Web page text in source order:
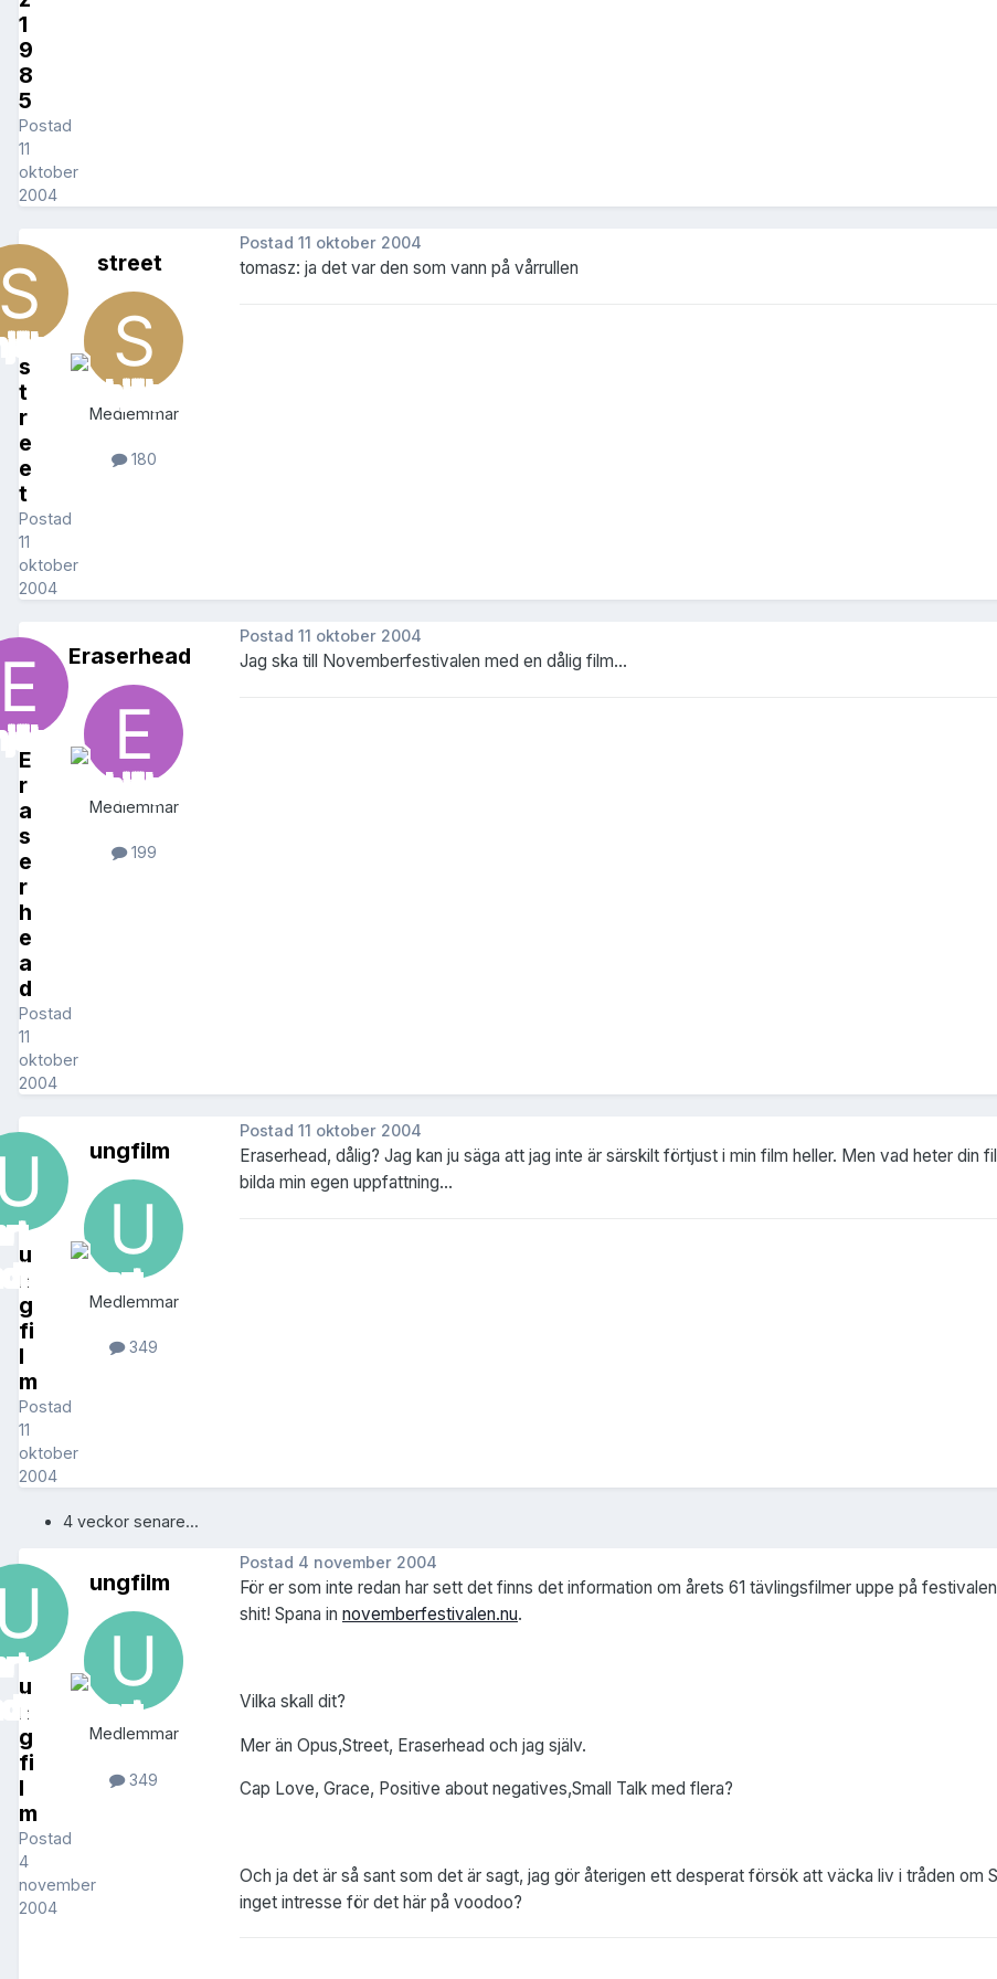
1
9
8
5
Postad
11
oktober
2004
s
t
r
e
e
t
Postad
11
oktober
2004
street
Medlemmar
180
Postad 11 oktober 2004
tomasz: ja det var den som vann på vårrullen
E
r
a
s
e
r
h
e
a
d
Postad
11
oktober
2004
Eraserhead
Medlemmar
199
Postad 11 oktober 2004
Jag ska till Novemberfestivalen med en dålig film...
u
n
g
fi
l
m
Postad
11
oktober
2004
ungfilm
Medlemmar
349
Postad 11 oktober 2004
Eraserhead, dålig? Jag kan ju säga att jag inte är särskilt förtjust i min film heller. Men vad heter
bilda min egen uppfattning...
4 veckor senare...
u
n
g
fi
l
m
Postad
4
november
2004
ungfilm
Medlemmar
349
Postad 4 november 2004
För er som inte redan har sett det finns det information om årets 61 tävlingsfilmer uppe på
shit! Spana in novemberfestivalen.nu.
Vilka skall dit?
Mer än Opus,Street, Eraserhead och jag själv.
Cap Love, Grace, Positive about negatives,Small Talk med flera?
Och ja det är så sant som det är sagt, jag gör återigen ett desperat försök att väcka liv i tråden
inget intresse för det här på voodoo?